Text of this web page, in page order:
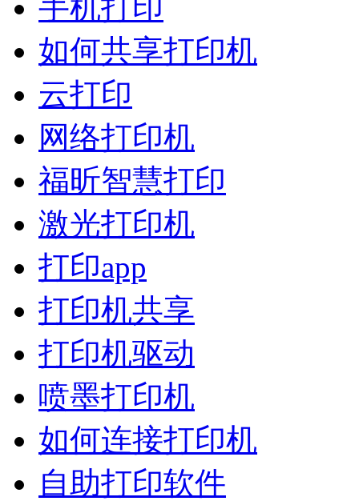
手机打印
如何共享打印机
云打印
网络打印机
福昕智慧打印
激光打印机
打印app
打印机共享
打印机驱动
喷墨打印机
如何连接打印机
自助打印软件